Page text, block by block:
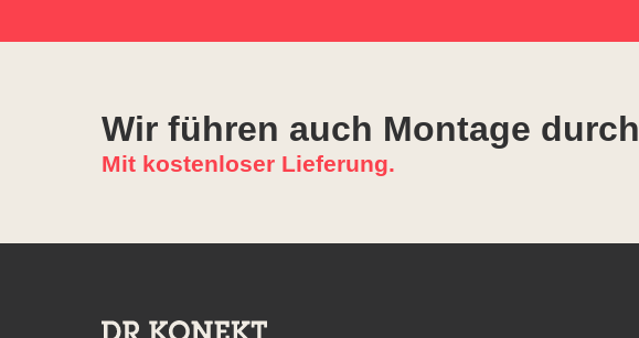
Wir führen auch Montage durch
Mit kostenloser Lieferung.